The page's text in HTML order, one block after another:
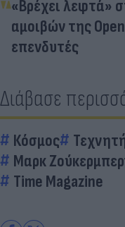
«Βρέχει λεφτά»
αμοιβών της
επενδυτές
Διάβασε
Κόσμος
Μαρκ
Time Magazine